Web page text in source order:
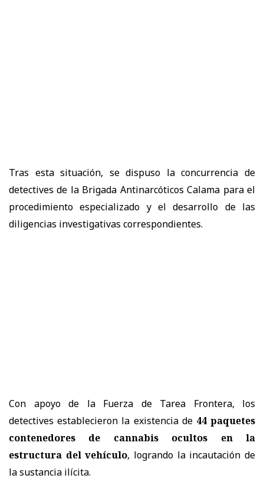
Tras esta situación, se dispuso la concurrencia de
detectives de la Brigada Antinarcóticos Calama para el
procedimiento especializado y el desarrollo de las
diligencias investigativas correspondientes.
Con apoyo de la Fuerza de Tarea Frontera, los
detectives establecieron la existencia de 44 paquetes
contenedores de cannabis ocultos en la
estructura del vehículo, logrando la incautación de
la sustancia ilícita.